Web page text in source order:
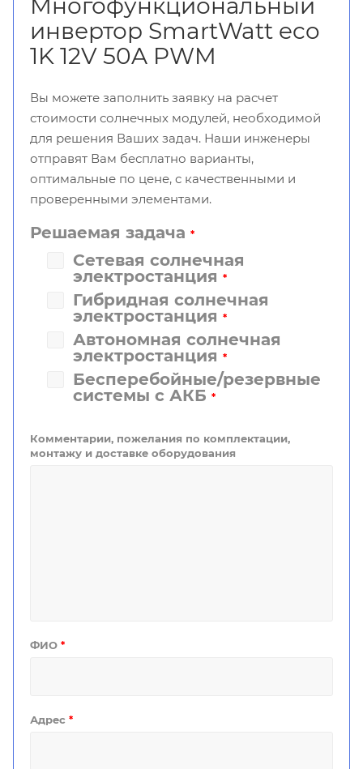
Многофункциональный
инвертор SmartWatt eco
1K 12V 50A PWM
Вы можете заполнить заявку на расчет
стоимости солнечных модулей, необходимой
для решения Ваших задач. Наши инженеры
отправят Вам бесплатно варианты,
оптимальные по цене, с качественными и
проверенными элементами.
Решаемая задача *
Сетевая солнечная
электростанция *
Гибридная солнечная
электростанция *
Автономная солнечная
электростанция *
Бесперебойные/резервные
системы с АКБ *
Комментарии, пожелания по комплектации,
монтажу и доставке оборудования
ФИО *
Адрес *